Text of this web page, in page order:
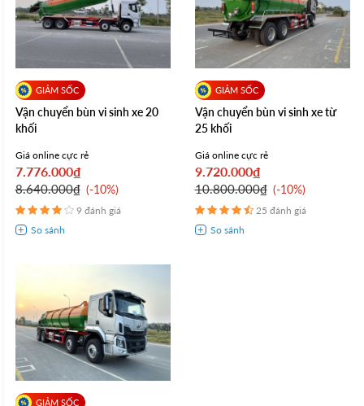
Vận chuyển bùn vi sinh xe 20
khối
Giá online cực rẻ
7.776.000₫
8.640.000₫ -10%
9 đánh giá
Vận chuyển bùn vi sinh xe từ
25 khối
Giá online cực rẻ
9.720.000₫
10.800.000₫ -10%
25 đánh giá